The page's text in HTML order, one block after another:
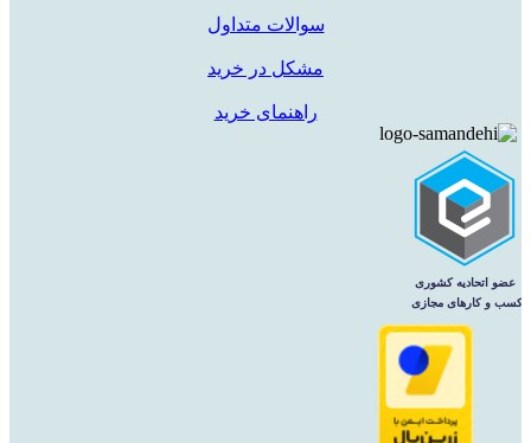
سوالات متداول
مشکل در خرید
راهنمای خرید